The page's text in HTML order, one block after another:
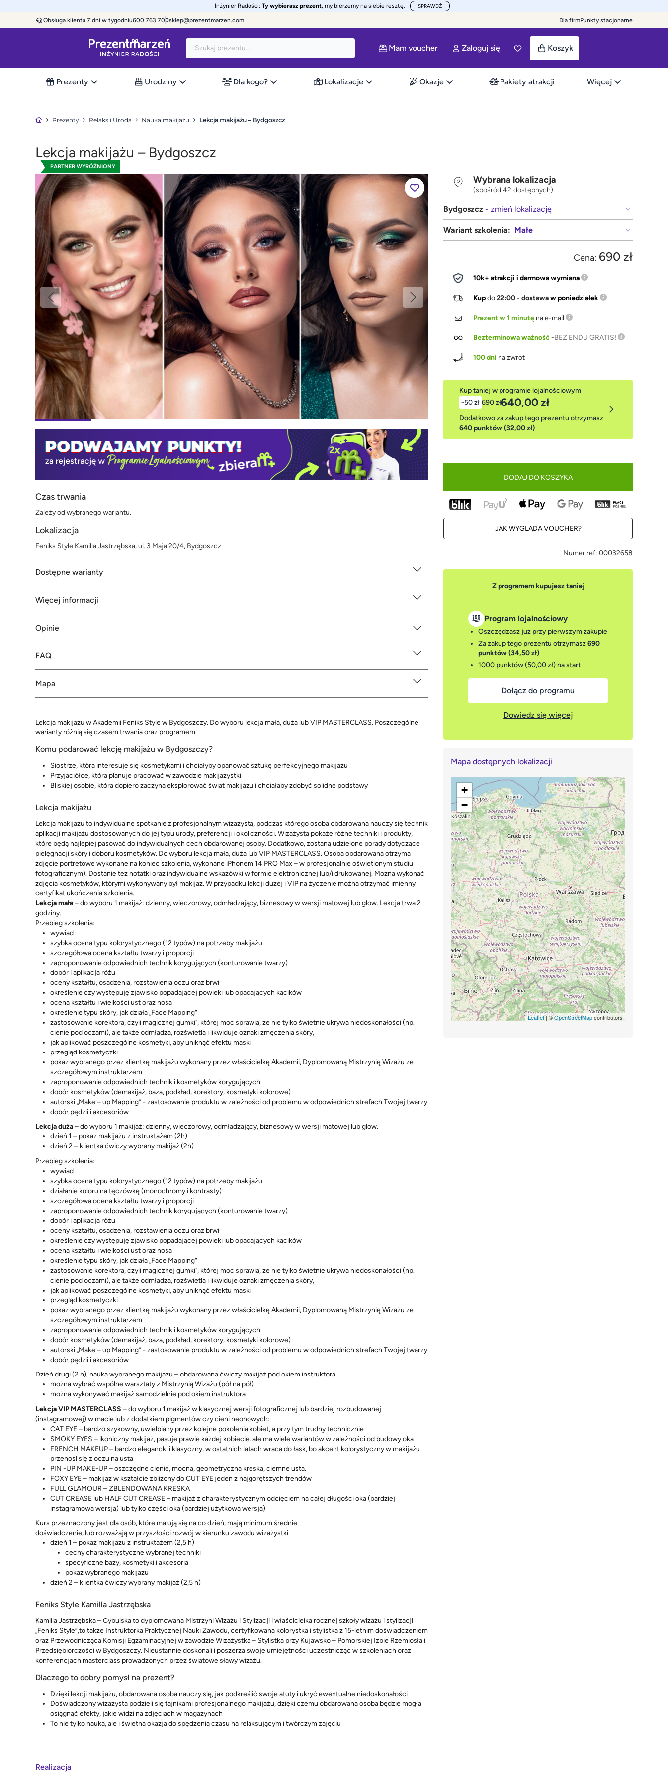
Inżynier Radości: Ty wybierasz prezent, my bierzemy na siebie resztę. SPRAWDŹ
Obsługa klienta 7 dni w tygodniu600 763 700sklep@prezentmarzen.com Dla firmPunkty stacjonarne
Mam voucher Zaloguj się Koszyk
Prezenty Urodziny Dla kogo? Lokalizacje Okazje Pakiety atrakcji Więcej
Prezenty Relaks i Uroda Nauka makijażu Lekcja makijażu – Bydgoszcz
Lekcja makijażu – Bydgoszcz
PARTNER WYRÓŻNIONY
Czas trwania
Zależy od wybranego wariantu.
Lokalizacja
Feniks Style Kamilla Jastrzębska, ul. 3 Maja 20/4, Bydgoszcz.
Dostępne warianty
Więcej informacji
Opinie
FAQ
Mapa
Lekcja makijażu w Akademii Feniks Style w Bydgoszczy. Do wyboru lekcja mała, duża lub VIP MASTERCLASS. Poszczególne
warianty różnią się czasem trwania oraz programem.
Komu podarować lekcję makijażu w Bydgoszczy?
Siostrze, która interesuje się kosmetykami i chciałyby opanować sztukę perfekcyjnego makijażu
Przyjaciółce, która planuje pracować w zawodzie makijażystki
Bliskiej osobie, która dopiero zaczyna eksplorować świat makijażu i chciałaby zdobyć solidne podstawy
Lekcja makijażu
Lekcja makijażu to indywidualne spotkanie z profesjonalnym wizażystą, podczas którego osoba obdarowana nauczy się technik
aplikacji makijażu dostosowanych do jej typu urody, preferencji i okoliczności. Wizażysta pokaże różne techniki i produkty,
które będą najlepiej pasować do indywidualnych cech obdarowanej osoby. Dodatkowo, zostaną udzielone porady dotyczące
pielęgnacji skóry i doboru kosmetyków. Do wyboru lekcja mała, duża lub VIP MASTERCLASS. Osoba obdarowana otrzyma
zdjęcie portretowe wykonane na koniec szkolenia, wykonane iPhonem 14 PRO Max – w profesjonalnie oświetlonym studiu
fotograficznym). Dostanie też notatki oraz indywidualne wskazówki w formie elektronicznej lub/i drukowanej. Można wykonać
zdjęcia kosmetyków, którymi wykonywany był makijaż. W przypadku lekcji dużej i VIP na życzenie można otrzymać imienny
certyfikat ukończenia szkolenia.
Lekcja mała– do wyboru 1 makijaż: dzienny, wieczorowy, odmładzający, biznesowy w wersji matowej lub glow. Lekcja trwa 2
godziny.
Przebieg szkolenia:
wywiad
szybka ocena typu kolorystycznego (12 typów) na potrzeby makijażu
szczegółowa ocena kształtu twarzy i proporcji
zaproponowanie odpowiednich technik korygujących (konturowanie twarzy)
dobór i aplikacja różu
oceny kształtu, osadzenia, rozstawienia oczu oraz brwi
określenie czy występuję zjawisko popadającej powieki lub opadających kącików
ocena kształtu i wielkości ust oraz nosa
określenie typu skóry, jak działa „Face Mapping”
zastosowanie korektora, czyli magicznej gumki", której moc sprawia, że nie tylko świetnie ukrywa niedoskonałości (np.
cienie pod oczami), ale także odmładza, rozświetla i likwiduje oznaki zmęczenia skóry,
jak aplikować poszczególne kosmetyki, aby uniknąć efektu maski
przegląd kosmetyczki
pokaz wybranego przez klientkę makijażu wykonany przez właścicielkę Akademii, Dyplomowaną Mistrzynię Wizażu ze
szczegółowym instruktarzem
zaproponowanie odpowiednich technik i kosmetyków korygujących
dobór kosmetyków (demakijaż, baza, podkład, korektory, kosmetyki kolorowe)
autorski „Make – up Mapping” - zastosowanie produktu w zależności od problemu w odpowiednich strefach Twojej twarzy
dobór pędzli i akcesoriów
Lekcja duża– do wyboru 1 makijaż: dzienny, wieczorowy, odmładzający, biznesowy w wersji matowej lub glow.
dzień 1 – pokaz makijażu z instruktażem (2h)
dzień 2 – klientka ćwiczy wybrany makijaż (2h)
Przebieg szkolenia:
wywiad
szybka ocena typu kolorystycznego (12 typów) na potrzeby makijażu
działanie koloru na tęczówkę (monochromy i kontrasty)
szczegółowa ocena kształtu twarzy i proporcji
zaproponowanie odpowiednich technik korygujących (konturowanie twarzy)
dobór i aplikacja różu
oceny kształtu, osadzenia, rozstawienia oczu oraz brwi
określenie czy występuję zjawisko popadającej powieki lub opadających kącików
ocena kształtu i wielkości ust oraz nosa
określenie typu skóry, jak działa „Face Mapping”
zastosowanie korektora, czyli magicznej gumki", której moc sprawia, że nie tylko świetnie ukrywa niedoskonałości (np.
cienie pod oczami), ale także odmładza, rozświetla i likwiduje oznaki zmęczenia skóry,
jak aplikować poszczególne kosmetyki, aby uniknąć efektu maski
przegląd kosmetyczki
pokaz wybranego przez klientkę makijażu wykonany przez właścicielkę Akademii, Dyplomowaną Mistrzynię Wizażu ze
szczegółowym instruktarzem
zaproponowanie odpowiednich technik i kosmetyków korygujących
dobór kosmetyków (demakijaż, baza, podkład, korektory, kosmetyki kolorowe)
autorski „Make – up Mapping” - zastosowanie produktu w zależności od problemu w odpowiednich strefach Twojej twarzy
dobór pędzli i akcesoriów
Dzień drugi (2 h), nauka wybranego makijażu – obdarowana ćwiczy makijaż pod okiem instruktora
można wybrać wspólne warsztaty z Mistrzynią Wizażu (pół na pół)
można wykonywać makijaż samodzielnie pod okiem instruktora
Lekcja VIP MASTERCLASS – do wyboru 1 makijaż w klasycznej wersji fotograficznej lub bardziej rozbudowanej
(instagramowej) w macie lub z dodatkiem pigmentów czy cieni neonowych:
CAT EYE – bardzo szykowny, uwielbiany przez kolejne pokolenia kobiet, a przy tym trudny technicznie
SMOKY EYES – ikoniczny makijaż, pasuje prawie każdej kobiecie, ale ma wiele wariantów w zależności od budowy oka
FRENCH MAKEUP – bardzo elegancki i klasyczny, w ostatnich latach wraca do łask, bo akcent kolorystyczny w makijażu
przenosi się z oczu na usta
PIN -UP MAKE-UP – oszczędne cienie, mocna, geometryczna kreska, ciemne usta.
FOXY EYE – makijaż w kształcie zbliżony do CUT EYE jeden z najgorętszych trendów
FULL GLAMOUR – ZBLENDOWANA KRESKA
CUT CREASE lub HALF CUT CREASE – makijaż z charakterystycznym odcięciem na całej długości oka (bardziej
instagramowa wersja) lub tylko części oka (bardziej użytkowa wersja)
Kurs przeznaczony jest dla osób, które malują się na co dzień, mają minimum średnie
doświadczenie, lub rozważają w przyszłości rozwój w kierunku zawodu wizażystki.
dzień 1 – pokaz makijażu z instruktażem (2,5 h)
cechy charakterystyczne wybranej techniki
specyficzne bazy, kosmetyki i akcesoria
pokaz wybranego makijażu
dzień 2 – klientka ćwiczy wybrany makijaż (2,5 h)
Feniks Style Kamilla Jastrzębska
Kamilla Jastrzębska – Cybulska to dyplomowana Mistrzyni Wizażu i Stylizacji i właścicielka rocznej szkoły wizażu i stylizacji
„Feniks Style”,to także Instruktorka Praktycznej Nauki Zawodu, certyfikowana kolorystka i stylistka z 15-letnim doświadczeniem
oraz Przewodnicząca Komisji Egzaminacyjnej w zawodzie Wizażystka – Stylistka przy Kujawsko – Pomorskiej Izbie Rzemiosła i
Przedsiębiorczości w Bydgoszczy. Nieustannie doskonali i poszerza swoje umiejętności uczestnicząc w szkoleniach oraz
konferencjach masterclass prowadzonych przez światowe sławy wizażu.
Dlaczego to dobry pomysł na prezent?
Dzięki lekcji makijażu, obdarowana osoba nauczy się, jak podkreślić swoje atuty i ukryć ewentualne niedoskonałości
Doświadczony wizażysta podzieli się tajnikami profesjonalnego makijażu, dzięki czemu obdarowana osoba będzie mogła
osiągnąć efekty, jakie widzi na zdjęciach w magazynach
To nie tylko nauka, ale i świetna okazja do spędzenia czasu na relaksującym i twórczym zajęciu
Realizacja
Wybrana lokalizacja
(spośród 42 dostępnych)
Bydgoszcz - zmień lokalizację
Wariant szkolenia: Małe
Cena: 690 zł
10k+ atrakcji i darmowa wymiana
Kupdo22:00 - dostawaw poniedziałek
Prezent w 1 minutę na e-mail
Bezterminowa ważność-BEZ ENDU GRATIS!
100 dni na zwrot
Kup taniej w programie lojalnościowym
-50 zł 690 zł640,00 zł
Dodatkowo za zakup tego prezentu otrzymasz
640 punktów (32,00 zł)
DODAJ DO KOSZYKA
JAK WYGLĄDA VOUCHER?
Numer ref: 00032658
Z programem kupujesz taniej
Program lojalnościowy
Oszczędzasz już przy pierwszym zakupie
Za zakup tego prezentu otrzymasz690
punktów (34,50 zł)
1000 punktów (50,00 zł) na start
Dołącz do programu
Dowiedz się więcej
Mapa dostępnych lokalizacji
+
−
Leaflet| ©OpenStreetMapcontributors